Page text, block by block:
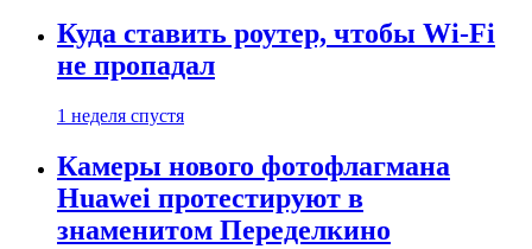
Куда ставить роутер, чтобы Wi-Fi
не пропадал
1 неделя спустя
Камеры нового фотофлагмана
Huawei протестируют в
знаменитом Переделкино